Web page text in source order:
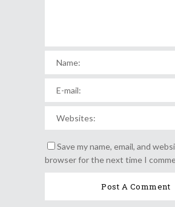
Save my name, email, and
browser for the next time I